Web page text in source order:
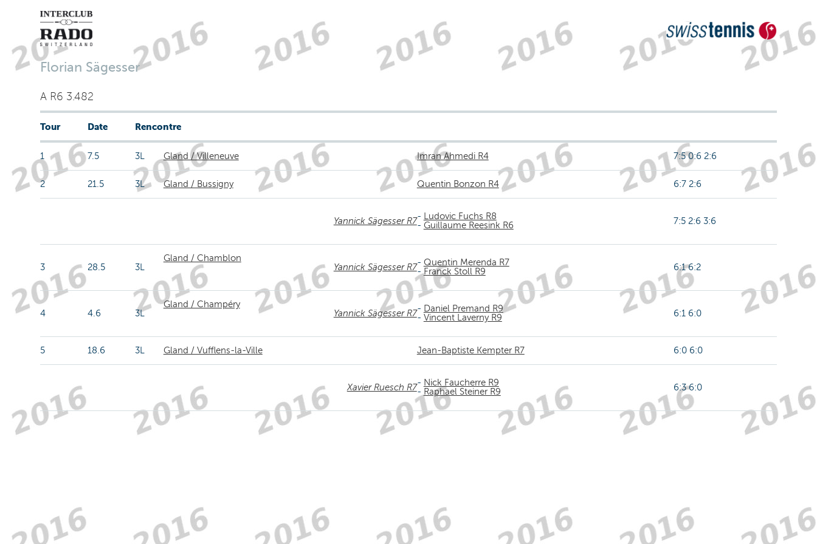
Florian Sägesser
A R6 3.482
Tour Date Rencontre
1 7.5 3L Gland / Villeneuve Imran Ahmedi R4 7:5 0:6 2:6
2 21.5 3L Gland / Bussigny Quentin Bonzon R4 6:7 2:6
Yannick Sägesser R7-
Ludovic Fuchs R8
- Guillaume Reesink R6 7:5 2:6 3:6
3 28.5 3L
Gland / Chamblon
Yannick Sägesser R7- Quentin Merenda R7
-Franck Stoll R9 6:1 6:2
4 4.6 3L
Gland / Champéry
Yannick Sägesser R7- Daniel Premand R9
- Vincent Laverny R9 6:1 6:0
5 18.6 3L Gland / Vufflens-la-Ville Jean-Baptiste Kempter R7 6:0 6:0
Xavier Ruesch R7- Nick Faucherre R9
- Raphael Steiner R9 6:3 6:0